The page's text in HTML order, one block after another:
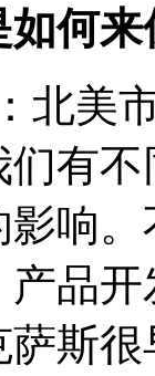
何
美市
有
响
品
斯